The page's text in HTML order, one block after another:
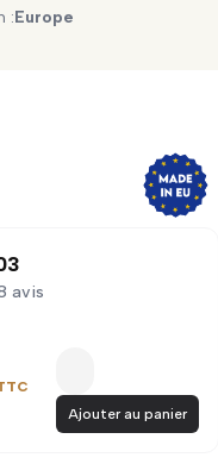
:Europe
avis
Ajouter au panier